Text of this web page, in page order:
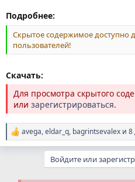
Подробнее:
Скрытое содержимое доступно
пользователей!
Скачать:
Для просмотра скрытого
или зарегистрироваться.
Р
е
avega,eldar_q, bagrintsevalex и 8
Войдите или